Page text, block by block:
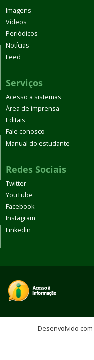
Imagens
Vídeos
Periódicos
Notícias
Feed
Serviços
Acesso a sistemas
Área de imprensa
Editais
Fale conosco
Manual do estudante
Redes Sociais
Twitter
YouTube
Facebook
Instagram
Linkedin
Desenvolvido